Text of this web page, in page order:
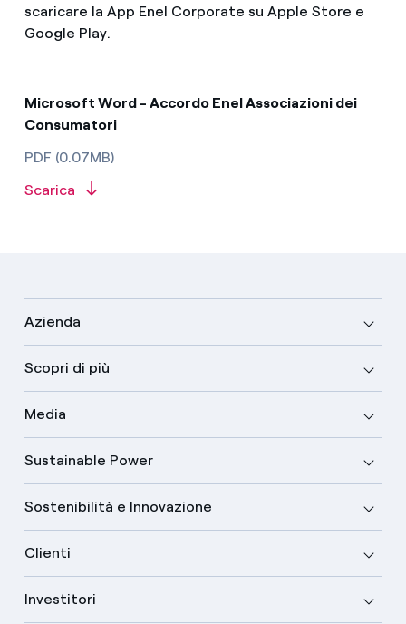
scaricare la App Enel Corporate su Apple Store e
Google Play.
Microsoft Word - Accordo Enel Associazioni dei
Consumatori
PDF (0.07MB)
Scarica
Azienda
Scopri di più
Media
Sustainable Power
Sostenibilità e Innovazione
Clienti
Investitori